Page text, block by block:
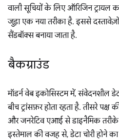
वाली सूचियों के लिए ऑरिजिन ट्रायल
जुड़ा एक नया तरीका है. इससे
सैंडबॉक्स बनाया जाता है.
बैकग्राउंड
मॉडर्न वेब इकोसिस्टम में, संवेदनशील
बीच ट्रांसफ़र होता रहता है. तीसरे पक्ष
और जनरेटिव एआई से डाइनैमिक
इस्तेमाल की वजह से, डेटा चोरी होने